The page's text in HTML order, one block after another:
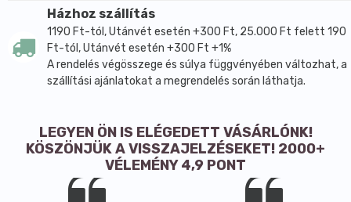
kapszulák mennyisége és tömege is.
Ez a készítmény olyan felhasználóknak lehet
megfelelő választás, akik Ginkgo biloba kivonatot és
lecitint tartalmazó kapszulát keresnek jól
meghatározott napi adagolással. A szójalecitin
amit az összetétel áttekintésekor érdemes figyelembe
venni.
Főbb hatóanyagok és összetevők
Adagolási egység: napi 1 kapszulában
Házhoz szállítás
1190 Ft-tól, Utánvét esetén +300 Ft, 25.000 Ft felett 190
Ft-tól, Utánvét esetén +300 Ft +1%
A rendelés végösszege és súlya függvényében változhat, a
szállítási ajánlatokat a megrendelés során láthatja.
LEGYEN ÖN IS ELÉGEDETT VÁSÁRLÓNK!
KÖSZÖNJÜK A VISSZAJELZÉSEKET! 2000+
VÉLEMÉNY 4,9 PONT